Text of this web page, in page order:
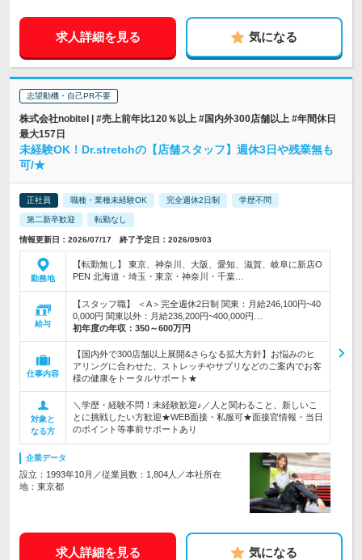
求人詳細を見る 気になる
志望動機・自己PR不要
株式会社nobitel | #売上前年比120％以上 #国内外300店舗以上 #年間休日
最大157日
未経験OK！Dr.stretchの【店舗スタッフ】週休3日や残業無も
可/★
正社員 職種・業種未経験OK 完全週休2日制 学歴不問
第二新卒歓迎 転勤なし
情報更新日：2026/07/17 終了予定日：2026/09/03
勤務地
【転勤無し】 東京、神奈川、大阪、愛知、滋賀、岐阜に新店O
PEN 北海道・埼玉・東京・神奈川・千葉…
給与
【スタッフ職】 ＜A＞完全週休2日制 関東：月給246,100円~40
0,000円 関東以外：月給236,200円~400,000円…
初年度の年収： 350～600万円
仕事内容
【国内外で300店舗以上展開&さらなる拡大方針】お悩みのヒ
アリングに合わせた、ストレッチやサプリなどのご案内でお客
様の健康をトータルサポート★
対象と
なる方
＼学歴・経験不問！未経験歓迎♪／人と関わること、新しいこ
とに挑戦したい方歓迎★WEB面接・私服可★面接官情報・当日
のポイント等事前サポートあり
企業データ
設立：1993年10月／従業員数：1,804人／本社所在
地：東京都
求人詳細を見る 気になる